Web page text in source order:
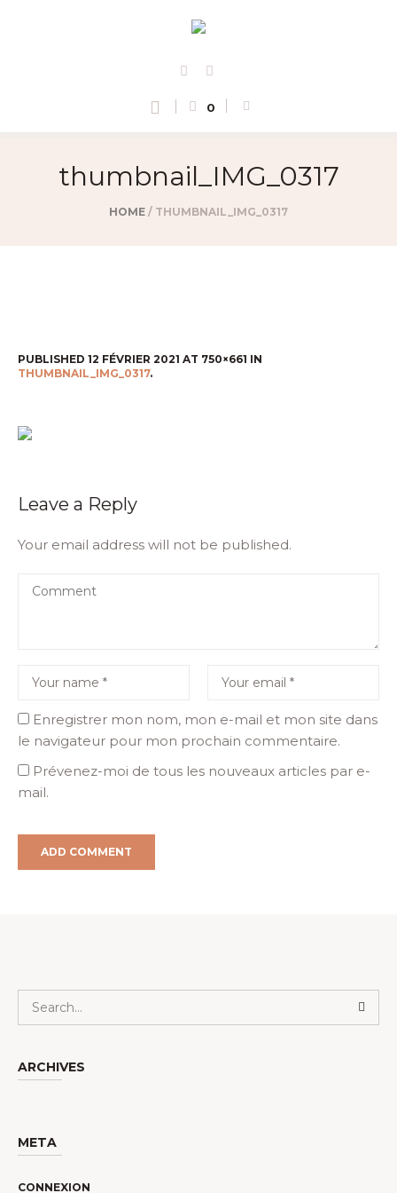
0
thumbnail_IMG_0317
HOME / THUMBNAIL_IMG_0317
PUBLISHED 12 FÉVRIER 2021 AT 750×661 IN
THUMBNAIL_IMG_0317.
Leave a Reply
Your email address will not be published.
Enregistrer mon nom, mon e-mail et mon site dans
le navigateur pour mon prochain commentaire.
Prévenez-moi de tous les nouveaux articles par e-
mail.
ARCHIVES
META
CONNEXION